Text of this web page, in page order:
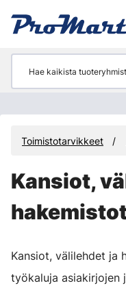
Toimistotarvikkeet
Kansiot,
Kansiot, välilehdet ja
työkaluja asiakirjojen